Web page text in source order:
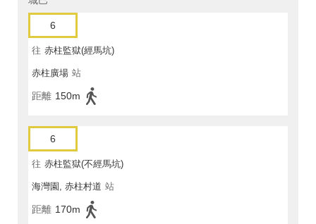
6
往 赤柱監獄(經馬坑)
赤柱廣場 站
距離 150m
6
往 赤柱監獄(不經馬坑)
海灣園, 赤柱村道 站
距離 170m